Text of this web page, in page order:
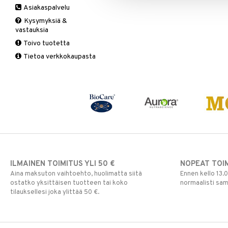
Ruuansulatus
Suolisto
Muut
Valkosipuli
Yskään
B-vitamiinit
C-vitamiinit
Miehet
Multimineraalit
Muut
Q-10
Schizandra
Suorituskyky
Asiakaspalvelu
Kysymyksiä &
vastauksia
Toivo tuotetta
Tietoa verkkokaupasta
ILMAINEN TOIMITUS YLI 50 €
Aina maksuton vaihtoehto, huolimatta siitä
ostatko yksittäisen tuotteen tai koko
tilauksellesi joka ylittää 50 €.
NOPEAT
Ennen kello
normaalisti